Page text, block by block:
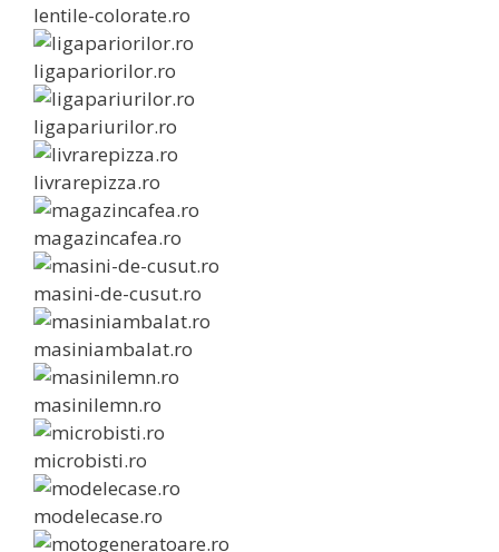
lentile-colorate.ro
ligapariorilor.ro
ligapariurilor.ro
livrarepizza.ro
magazincafea.ro
masini-de-cusut.ro
masiniambalat.ro
masinilemn.ro
microbisti.ro
modelecase.ro